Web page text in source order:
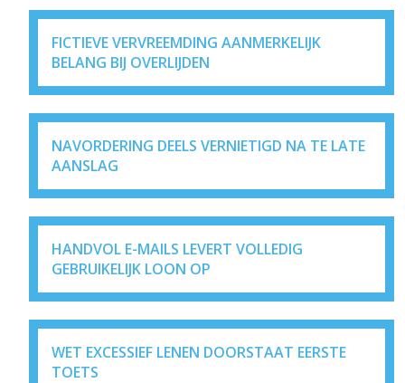
FICTIEVE VERVREEMDING AANMERKELIJK
BELANG BIJ OVERLIJDEN
NAVORDERING DEELS VERNIETIGD NA TE LATE
AANSLAG
HANDVOL E-MAILS LEVERT VOLLEDIG
GEBRUIKELIJK LOON OP
WET EXCESSIEF LENEN DOORSTAAT EERSTE
TOETS